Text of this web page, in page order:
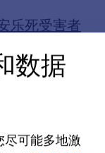
乐死受害者
共同在埃尔兰根
的原址上，打造
数据
尽可能多地激